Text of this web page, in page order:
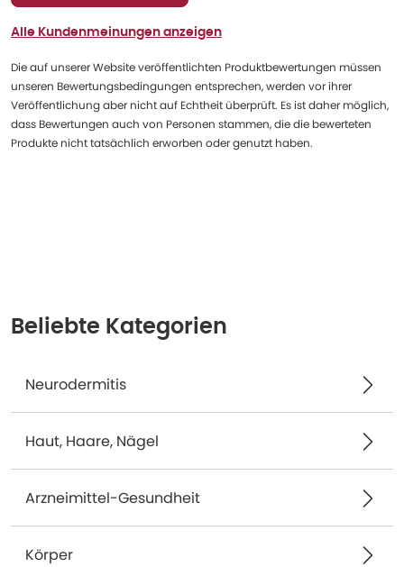
Alle Kundenmeinungen anzeigen
Die auf unserer Website veröffentlichten Produktbewertungen müssen
unseren Bewertungsbedingungen entsprechen, werden vor ihrer
Veröffentlichung aber nicht auf Echtheit überprüft. Es ist daher möglich,
dass Bewertungen auch von Personen stammen, die die bewerteten
Produkte nicht tatsächlich erworben oder genutzt haben.
Beliebte Kategorien
Neurodermitis
Haut, Haare, Nägel
Arzneimittel-Gesundheit
Körper